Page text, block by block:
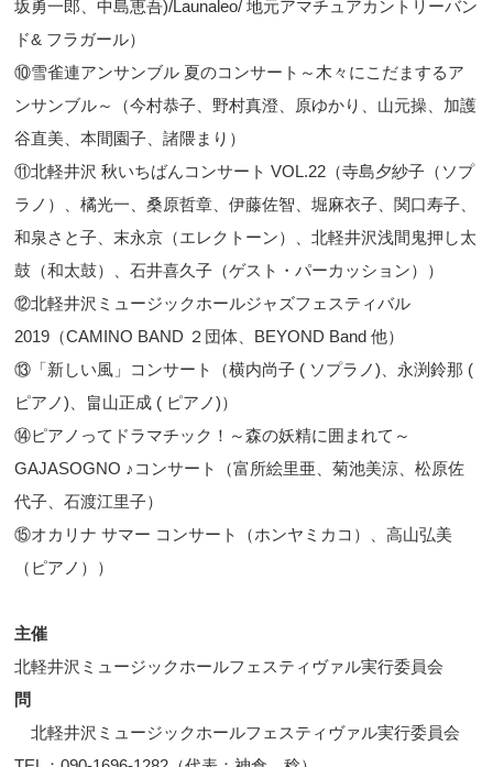
坂勇一郎、中島恵吾)/Launaleo/ 地元アマチュアカントリーバン
ド& フラガール）
⑩雪雀連アンサンブル 夏のコンサート～木々にこだまするア
ンサンブル～（今村恭子、野村真澄、原ゆかり、山元操、加護
谷直美、本間園子、諸隈まり）
⑪北軽井沢 秋いちばんコンサート VOL.22（寺島夕紗子（ソプ
ラノ）、橘光一、桑原哲章、伊藤佐智、堀麻衣子、関口寿子、
和泉さと子、末永京（エレクトーン）、北軽井沢浅間鬼押し太
鼓（和太鼓）、石井喜久子（ゲスト・パーカッション））
⑫北軽井沢ミュージックホールジャズフェスティバル
2019（CAMINO BAND ２団体、BEYOND Band 他）
⑬「新しい風」コンサート（横内尚子 ( ソプラノ)、永渕鈴那 (
ピアノ)、畠山正成 ( ピアノ)）
⑭ピアノってドラマチック！～森の妖精に囲まれて～
GAJASOGNO ♪コンサート（富所絵里亜、菊池美涼、松原佐
代子、石渡江里子）
⑮オカリナ サマー コンサート（ホンヤミカコ）、高山弘美
（ピアノ））
主催
北軽井沢ミュージックホールフェスティヴァル実行委員会
問
北軽井沢ミュージックホールフェスティヴァル実行委員会